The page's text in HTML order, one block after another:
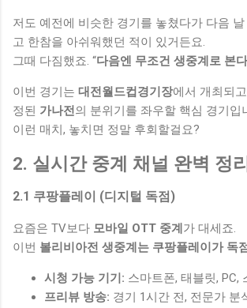
저도 예전에 비슷한 경기를 놓쳤다가 다음
고 한참을 아쉬워했던 적이 있거든요.
그때 다짐했죠. “다음엔 무조건 생중계로 본
이번 경기는 대전월드컵경기장에서 개최되
정된 가나전의 분위기를 좌우할 핵심 경기입
이런 매치, 놓치면 정말 후회할걸요?
2. 실시간 중계 채널 완벽 정리
2.1 쿠팡플레이 (디지털 독점)
요즘은 TV보다 모바일 OTT 중계 가 대세죠.
이번 볼리비아전 생중계는 쿠팡플레이가 독점
시청 가능 기기: 스마트폰, 태블릿, PC,
프리뷰 방송: 경기 1시간 전, 전문가 분